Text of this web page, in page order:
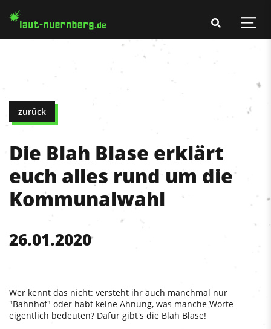
zurück
Die Blah Blase erklärt
euch alles rund um die
Kommunalwahl
26.01.2020
Wer kennt das nicht: versteht ihr auch manchmal nur
"Bahnhof" oder habt keine Ahnung, was manche Worte
eigentlich bedeuten? Dafür gibt's die Blah Blase!